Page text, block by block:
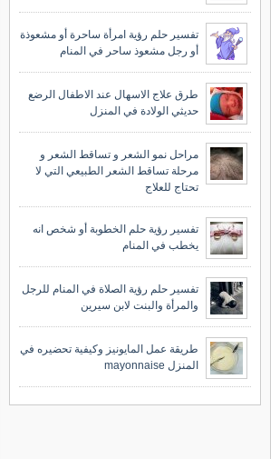
تفسير حلم رؤية امرأة ساحرة أو مشعوذة
أو رجل مشعوذ ساحر في المنام
طرق علاج الاسهال عند الاطفال الرضع
حديثي الولادة في المنزل
مراحل نمو الشعر و تساقط الشعر و
مرحلة تساقط الشعر الطبيعي التي لا
تحتاج للعلاج
تفسير رؤية حلم الخطوبة أو شخص انه
يخطب في المنام
تفسير حلم رؤية الصلاة في المنام للرجل
والمرأة والبنت لابن سيرين
طريقة عمل المايونيز وكيفية تحضيره في
المنزل mayonnaise